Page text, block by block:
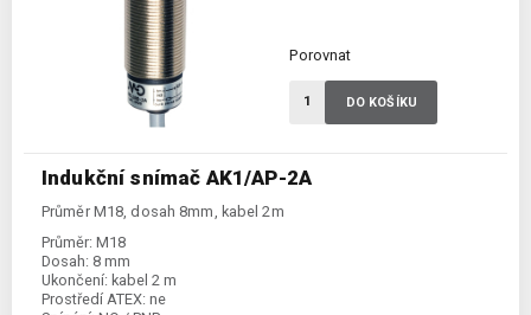
Indukční snímač AK1/AP-2A
Průměr M18, dosah 8mm, kabel 2m
Průměr: M18
Dosah: 8 mm
Ukončení: kabel 2 m
Prostředí ATEX: ne
Porovnat
DO KOŠÍKU